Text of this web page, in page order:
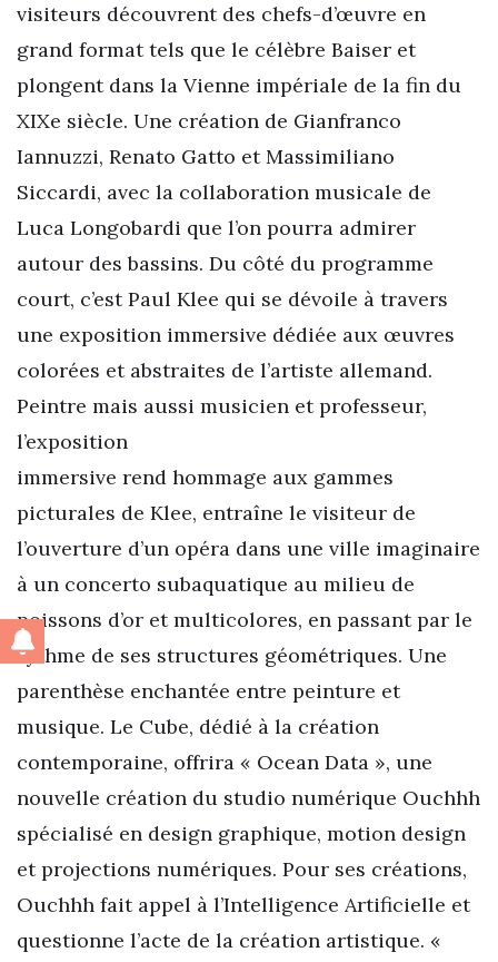
visiteurs découvrent des chefs-d’œuvre en
grand format tels que le célèbre Baiser et
plongent dans la Vienne impériale de la fin du
XIXe siècle. Une création de Gianfranco
Iannuzzi, Renato Gatto et Massimiliano
Siccardi, avec la collaboration musicale de
Luca Longobardi que l’on pourra admirer
autour des bassins. Du côté du programme
court, c’est Paul Klee qui se dévoile à travers
une exposition immersive dédiée aux œuvres
colorées et abstraites de l’artiste allemand.
Peintre mais aussi musicien et professeur,
l’exposition
immersive rend hommage aux gammes
picturales de Klee, entraîne le visiteur de
l’ouverture d’un opéra dans une ville imaginaire
à un concerto subaquatique au milieu de
poissons d’or et multicolores, en passant par le
rythme de ses structures géométriques. Une
parenthèse enchantée entre peinture et
musique. Le Cube, dédié à la création
contemporaine, offrira « Ocean Data », une
nouvelle création du studio numérique Ouchhh
spécialisé en design graphique, motion design
et projections numériques. Pour ses créations,
Ouchhh fait appel à l’Intelligence Artificielle et
questionne l’acte de la création artistique. «